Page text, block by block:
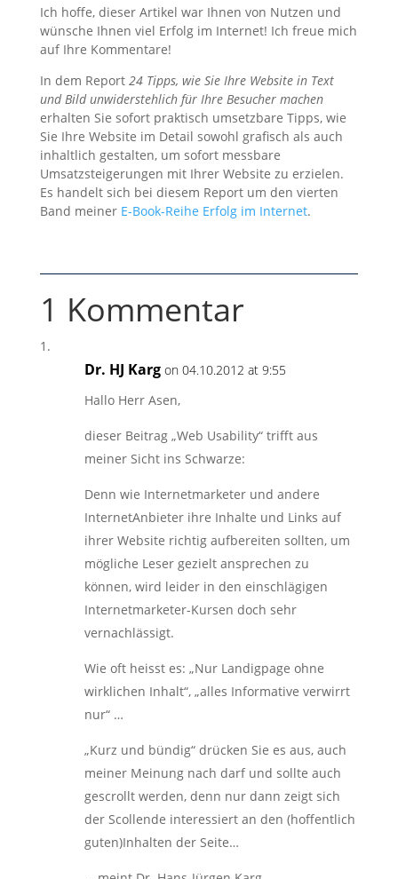
Ich hoffe, dieser Artikel war Ihnen von Nutzen und
wünsche Ihnen viel Erfolg im Internet! Ich freue mich
auf Ihre Kommentare!
In dem Report 24 Tipps, wie Sie Ihre Website in Text
und Bild unwiderstehlich für Ihre Besucher machen
erhalten Sie sofort praktisch umsetzbare Tipps, wie
Sie Ihre Website im Detail sowohl grafisch als auch
inhaltlich gestalten, um sofort messbare
Umsatzsteigerungen mit Ihrer Website zu erzielen.
Es handelt sich bei diesem Report um den vierten
Band meiner E-Book-Reihe Erfolg im Internet.
1 Kommentar
Dr. HJ Karg on 04.10.2012 at 9:55
Hallo Herr Asen,
dieser Beitrag „Web Usability“ trifft aus
meiner Sicht ins Schwarze:
Denn wie Internetmarketer und andere
InternetAnbieter ihre Inhalte und Links auf
ihrer Website richtig aufbereiten sollten, um
mögliche Leser gezielt ansprechen zu
können, wird leider in den einschlägigen
Internetmarketer-Kursen doch sehr
vernachlässigt.
Wie oft heisst es: „Nur Landigpage ohne
wirklichen Inhalt“, „alles Informative verwirrt
nur“ …
„Kurz und bündig“ drücken Sie es aus, auch
meiner Meinung nach darf und sollte auch
gescrollt werden, denn nur dann zeigt sich
der Scollende interessiert an den (hoffentlich
guten)Inhalten der Seite…